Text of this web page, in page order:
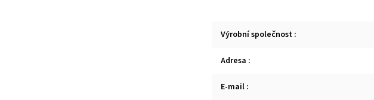
Výrobní společnost :
Adresa :
E-mail :